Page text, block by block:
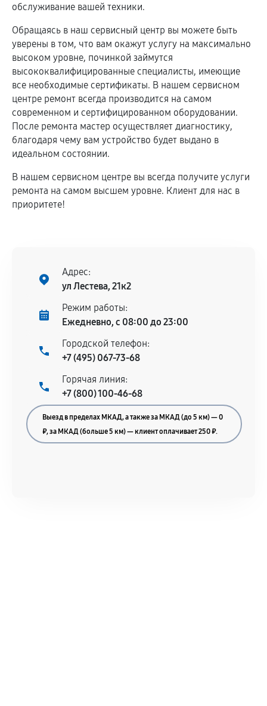
обслуживание вашей техники.
Обращаясь в наш сервисный центр вы можете быть
уверены в том, что вам окажут услугу на максимально
высоком уровне, починкой займутся
высококвалифицированные специалисты, имеющие
все необходимые сертификаты. В нашем сервисном
центре ремонт всегда производится на самом
современном и сертифицированном оборудовании.
После ремонта мастер осуществляет диагностику,
благодаря чему вам устройство будет выдано в
идеальном состоянии.
В нашем сервисном центре вы всегда получите услуги
ремонта на самом высшем уровне. Клиент для нас в
приоритете!
Адрес:
ул Лестева, 21к2
Режим работы:
Ежедневно, с 08:00 до 23:00
Городской телефон:
+7 (495) 067-73-68
Горячая линия:
+7 (800) 100-46-68
Выезд в пределах МКАД, а также за МКАД (до 5 км) — 0
₽, за МКАД (больше 5 км) — клиент оплачивает 250 ₽.